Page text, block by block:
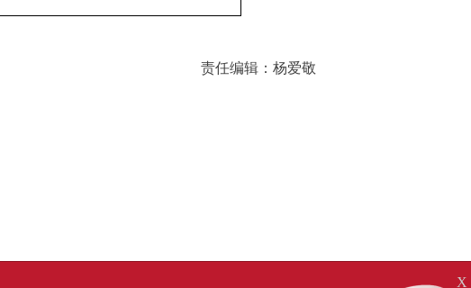
责任编辑：杨爱敬
X